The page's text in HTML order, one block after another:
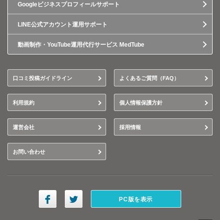
Googleビジネスプロフィールサポート
LINE公式アカウント運用サポート
動画制作・YouTube運用代行サービス MedTube
口コミ投稿ガイドライン よくあるご質問（FAQ）
利用規約 個人情報保護方針
運営会社 採用情報
お問い合わせ
PC版を表示